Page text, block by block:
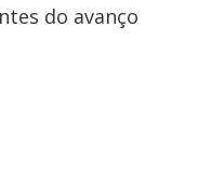
do avanço